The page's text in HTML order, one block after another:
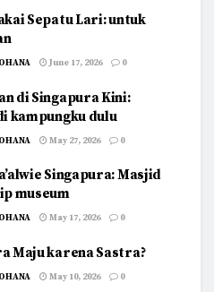
Sepatu Lari: untuk
June 17, 2026 0
di Singapura Kini:
kampungku dulu
May 27, 2026 0
Singapura: Masjid
museum
May 17, 2026 0
Maju karena Sastra?
May 10, 2026 0